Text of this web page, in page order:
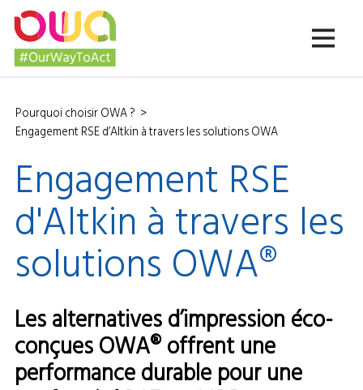
Pourquoi choisir OWA ?
Engagement RSE d’Altkin à travers les solutions OWA
Engagement RSE
d'Altkin à travers les
solutions OWA®
Les alternatives d’impression éco-
conçues OWA® offrent une
performance durable pour une